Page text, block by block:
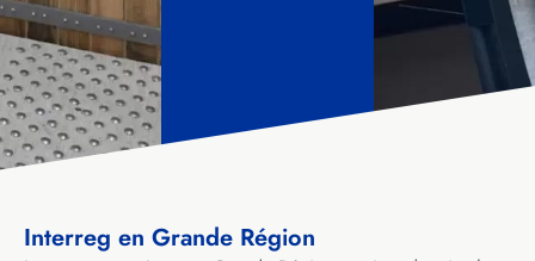
Interreg en Grande Région